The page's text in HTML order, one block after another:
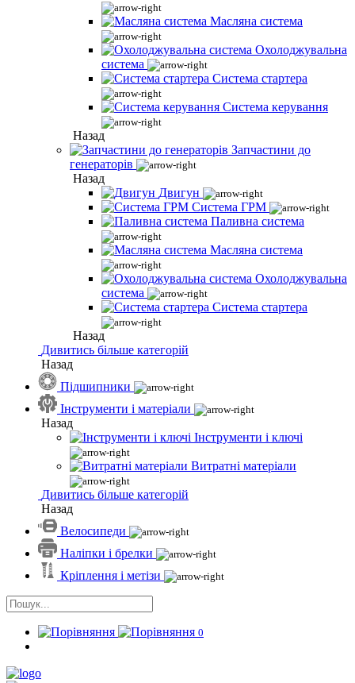
Масляна система
Охолоджувальна
система
Система стартера
Система керування
Назад
Запчастини до
генераторів
Назад
Двигун
Система ГРМ
Паливна система
Масляна система
Охолоджувальна
система
Система стартера
Назад
Дивитись більше категорій
Назад
Підшипники
Інструменти і матеріали
Назад
Інструменти і ключі
Витратні матеріали
Дивитись більше категорій
Назад
Велосипеди
Наліпки і брелки
Кріплення і метізи
0